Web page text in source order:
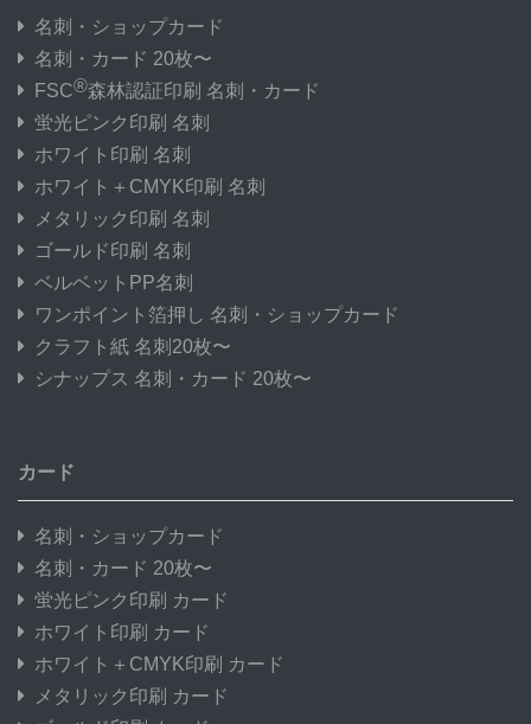
名刺・ショップカード
名刺・カード 20枚〜
FSC®森林認証印刷 名刺・カード
蛍光ピンク印刷 名刺
ホワイト印刷 名刺
ホワイト＋CMYK印刷 名刺
メタリック印刷 名刺
ゴールド印刷 名刺
ベルベットPP名刺
ワンポイント箔押し 名刺・ショップカード
クラフト紙 名刺20枚〜
シナップス 名刺・カード 20枚〜
カード
名刺・ショップカード
名刺・カード 20枚〜
蛍光ピンク印刷 カード
ホワイト印刷 カード
ホワイト＋CMYK印刷 カード
メタリック印刷 カード